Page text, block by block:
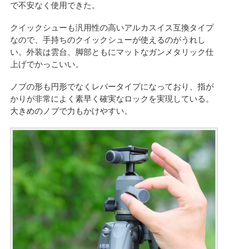
で不安なく使用できた。
クイックシューも汎用性の高いアルカスイス互換タイプ
なので、手持ちのクイックシューが使えるのがうれし
い。外装は雲台、脚部ともにマットなガンメタリック仕
上げでかっこいい。
ノブの形も円形でなくレバータイプになっており、指が
かりが非常によく素早く確実なロックを実現している。
大きめのノブで力もかけやすい。